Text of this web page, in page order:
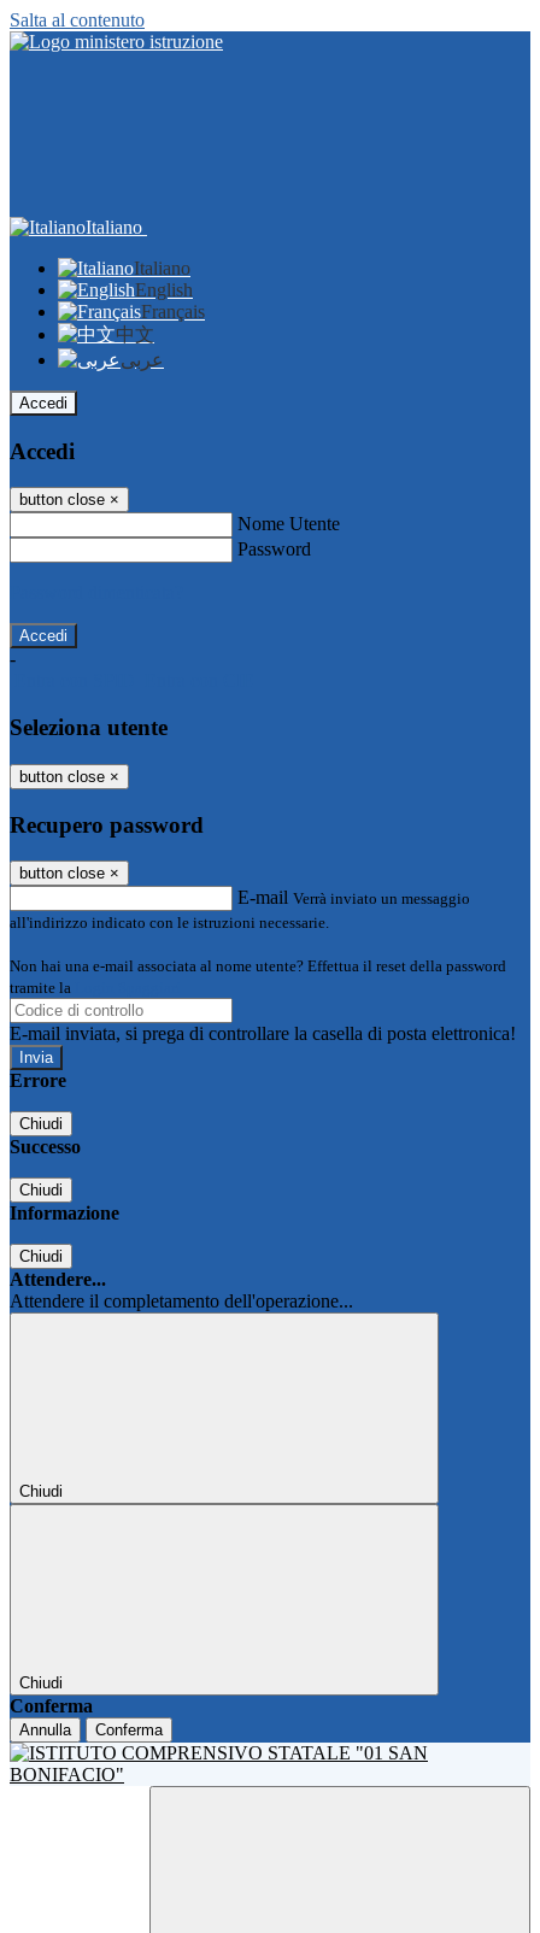
Salta al contenuto
Italiano
Italiano
English
Français
中文
عربى
Accedi
Accedi
button close ×
Nome Utente
Password
-
Seleziona utente
button close ×
Recupero password
button close ×
E-mail Verrà inviato un messaggio
all'indirizzo indicato con le istruzioni necessarie.
Non hai una e-mail associata al nome utente? Effettua il reset della password
tramite la
E-mail inviata, si prega di controllare la casella di posta elettronica!
Errore
Chiudi
Successo
Chiudi
Informazione
Chiudi
Attendere...
Attendere il completamento dell'operazione...
Chiudi
Chiudi
Conferma
Annulla Conferma